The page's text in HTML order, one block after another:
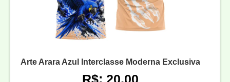
Arte Arara Azul Interclasse Moderna Exclusiva
R$: 20,00